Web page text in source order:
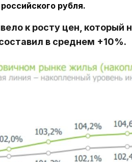
рубля.
к росту цен, который
в среднем +10%.